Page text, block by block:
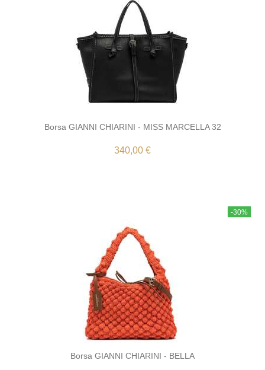
Borsa GIANNI CHIARINI - MISS MARCELLA 32
340,00 €
-30%
Borsa GIANNI CHIARINI - BELLA